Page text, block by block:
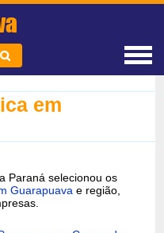
em
Paraná selecionou os
Guarapuavae região,